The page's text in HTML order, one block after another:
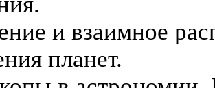
и взаимное
планет.